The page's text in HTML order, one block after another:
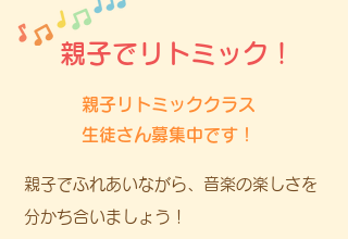
親子でリトミック！
親子リトミッククラス
生徒さん募集中です！
親子でふれあいながら、音楽の楽しさを
分かち合いましょう！